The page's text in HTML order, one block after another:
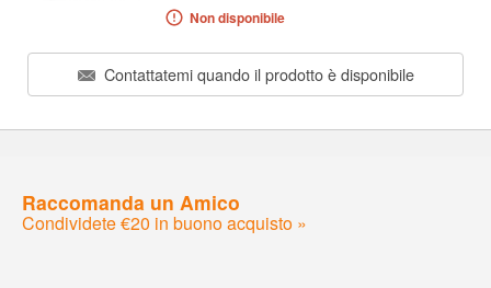
Non disponibile
Contattatemi quando il prodotto è disponibile
Raccomanda un Amico
Condividete €20 in buono acquisto »